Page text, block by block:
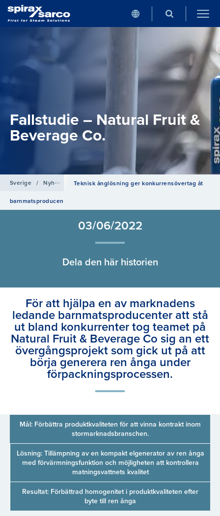
Fallstudie – Natural Fruit &
Beverage Co.
Sverige / Nyheter
Teknisk ånglösning ger konkurrensövertag åt
barnmatsproducen
03/06/2022
Dela den här historien
För att hjälpa en av marknadens
ledande barnmatsproducenter att stå
ut bland konkurrenter tog teamet på
Natural Fruit & Beverage Co sig an ett
övergångsprojekt som gick ut på att
börja generera ren ånga under
förpackningsprocessen.
Mål: Förbättra produktkvaliteten för att vinna kontrakt inom
stormarknadsbranschen.
Lösning: Tillämpning av en kompakt elgenerator av ren ånga
med förvärmningsfunktion och möjligheten att kontrollera
matningsvattnets kvalitet
Resultat: Förbättrad homogenitet i produktkvaliteten efter
byte till ren ånga